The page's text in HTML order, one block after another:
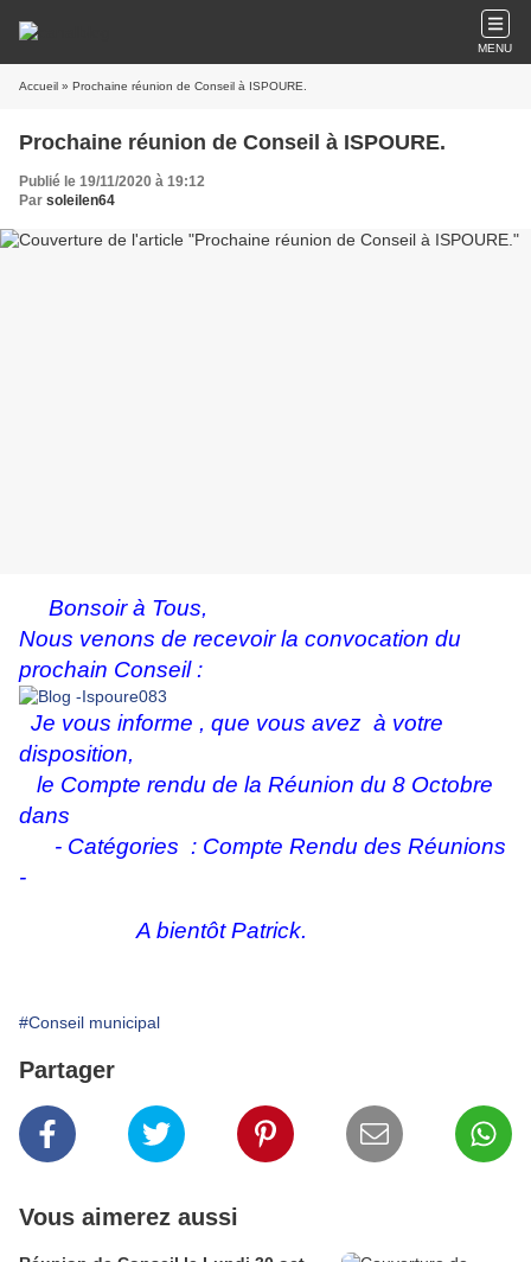
MENU
Accueil » Prochaine réunion de Conseil à ISPOURE.
Prochaine réunion de Conseil à ISPOURE.
Publié le 19/11/2020 à 19:12
Par soleilen64
Bonsoir à Tous,
Nous venons de recevoir la convocation du
prochain Conseil :
Je vous informe , que vous avez à votre
disposition,
le Compte rendu de la Réunion du 8 Octobre
dans
- Catégories : Compte Rendu des Réunions
-
A bientôt Patrick.
#Conseil municipal
Partager
Vous aimerez aussi